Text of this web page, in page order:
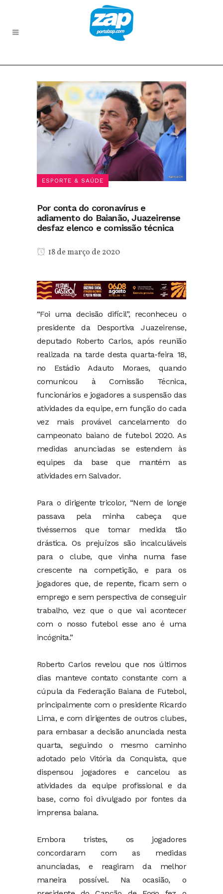
ESPORTE & SAÚDE
Por conta do coronavírus e
adiamento do Baianão, Juazeirense
desfaz elenco e comissão técnica
18 de março de 2020
“Foi uma decisão difícil”, reconheceu o
presidente da Desportiva Juazeirense,
deputado Roberto Carlos, após reunião
realizada na tarde desta quarta-feira 18,
no Estádio Adauto Moraes, quando
comunicou à Comissão Técnica,
funcionários e jogadores a suspensão das
atividades da equipe, em função do cada
vez mais provável cancelamento do
campeonato baiano de futebol 2020. As
medidas anunciadas se estendem às
equipes da base que mantém as
atividades em Salvador.
Para o dirigente tricolor, “Nem de longe
passava pela minha cabeça que
tivéssemos que tomar medida tão
drástica. Os prejuízos são incalculáveis
para o clube, que vinha numa fase
crescente na competição, e para os
jogadores que, de repente, ficam sem o
emprego e sem perspectiva de conseguir
trabalho, vez que o que vai acontecer
com o nosso futebol esse ano é uma
incógnita.”
Roberto Carlos revelou que nos últimos
dias manteve contato constante com a
cúpula da Federação Baiana de Futebol,
principalmente com o presidente Ricardo
Lima, e com dirigentes de outros clubes,
para embasar a decisão anunciada nesta
quarta, seguindo o mesmo caminho
adotado pelo Vitória da Conquista, que
dispensou jogadores e cancelou as
atividades da equipe profissional e da
base, como foi divulgado por fontes da
imprensa baiana.
Embora tristes, os jogadores
concordaram com as medidas
anunciadas, e reagiram da melhor
maneira possível. Na ocasião, o